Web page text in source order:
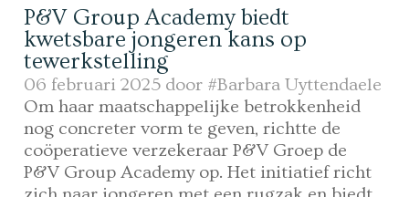
P&V Group Academy biedt
kwetsbare jongeren kans op
tewerkstelling
06 februari 2025 door #Barbara Uyttendaele
Om haar maatschappelijke betrokkenheid
nog concreter vorm te geven, richtte de
coöperatieve verzekeraar P&V Groep de
P&V Group Academy op. Het initiatief richt